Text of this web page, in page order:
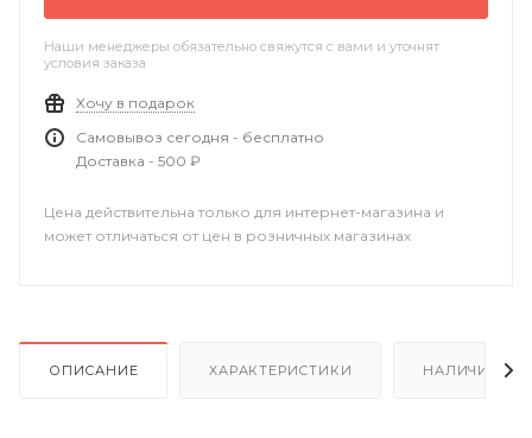
Наши менеджеры обязательно свяжутся с вами и уточнят
условия заказа
Хочу в подарок
Самовывоз сегодня - бесплатно
Доставка - 500 ₽
Цена действительна только для интернет-магазина и
может отличаться от цен в розничных магазинах
ОПИСАНИЕ ХАРАКТЕРИСТИКИ НАЛИЧИЕ В